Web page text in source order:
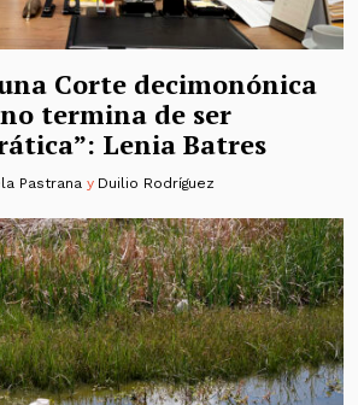
Corte decimonónica
termina de ser
Lenia Batres
Pastranay Duilio Rodríguez